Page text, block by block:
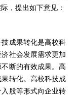
，提出如下意见：
成果转化是高校科
社会发展需求更加
断的有效成果。高
转化。高校科技成
股等形式向企业转